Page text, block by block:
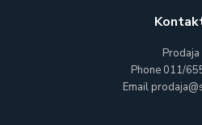
Prodaja
Phone 011/
Email